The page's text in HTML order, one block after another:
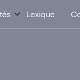
Lexique